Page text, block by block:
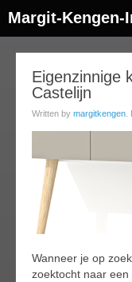
Margit-
Eigenzinnige
Castelijn
Written by margitkengen
Wanneer je op
zoektocht naar